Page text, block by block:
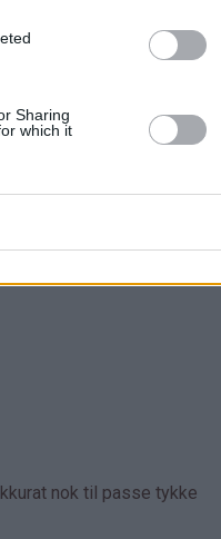
Sharing
which it
nok til passe tykke